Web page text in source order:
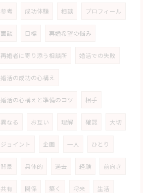
参考 成功体験 相談 プロフィール
面談 目標 再婚希望の悩み
再婚者に寄り添う相談所 婚活での失敗
婚活の成功の心構え
婚活の心構えと準備のコツ 相手
異なる お互い 理解 確認 大切
ジョイント 企画 一人 ひとり
背景 具体的 過去 経験 前向き
共有 関係 築く 将来 生活